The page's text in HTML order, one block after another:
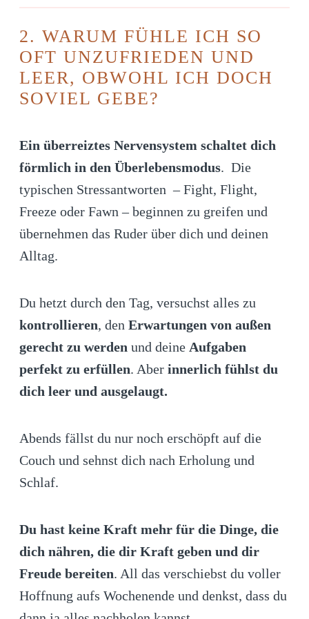
2. WARUM FÜHLE ICH SO
OFT UNZUFRIEDEN UND
LEER, OBWOHL ICH DOCH
SOVIEL GEBE?
Ein überreiztes Nervensystem schaltet dich
förmlich in den Überlebensmodus. Die
typischen Stressantworten – Fight, Flight,
Freeze oder Fawn – beginnen zu greifen und
übernehmen das Ruder über dich und deinen
Alltag.
Du hetzt durch den Tag, versuchst alles zu
kontrollieren, den Erwartungen von außen
gerecht zu werden und deine Aufgaben
perfekt zu erfüllen. Aber innerlich fühlst du
dich leer und ausgelaugt.
Abends fällst du nur noch erschöpft auf die
Couch und sehnst dich nach Erholung und
Schlaf.
Du hast keine Kraft mehr für die Dinge, die
dich nähren, die dir Kraft geben und dir
Freude bereiten. All das verschiebst du voller
Hoffnung aufs Wochenende und denkst, dass du